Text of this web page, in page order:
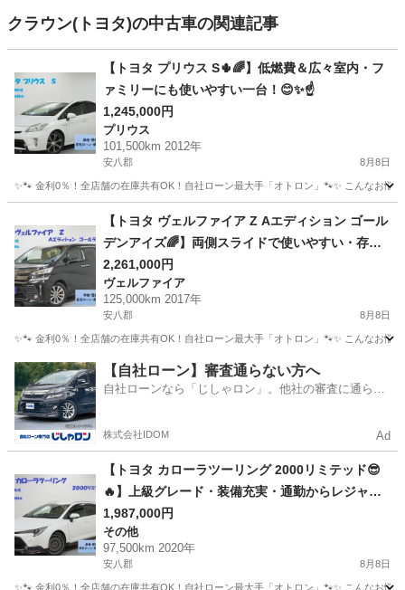
クラウン(トヨタ)の中古車の関連記事
【トヨタ プリウス S🌵🌈】低燃費＆広々室内・フ
ァミリーにも使いやすい一台！😊✨☝️
1,245,000円
プリウス
101,500km 2012年
安八郡 8月8日
✨🐾 金利0％！全店舗の在庫共有OK！自社ローン最大手「オトロン」🐾✨ こんなお
プリウス
【トヨタ ヴェルファイア Z Aエディション ゴール
デンアイズ🌈】両側スライドで使いやすい・存在
感抜群の上級ミニバン😎🔥
2,261,000円
ヴェルファイア
125,000km 2017年
安八郡 8月8日
✨🐾 金利0％！全店舗の在庫共有OK！自社ローン最大手「オトロン」🐾✨ こんなお
岐阜 安八郡 ヴェルファイア 車両
【自社ローン】審査通らない方へ
自社ローンなら「じしゃロン」。他社の審査に通らな
株式会社IDOM Ad
【トヨタ カローラツーリング 2000リミテッド😎
🔥】上級グレード・装備充実・通勤からレジャー
まで快適ワゴン！🚗💨
1,987,000円
その他
97,500km 2020年
安八郡 8月8日
✨🐾 金利0％！全店舗の在庫共有OK！自社ローン最大手「オトロン」🐾✨ こんなお